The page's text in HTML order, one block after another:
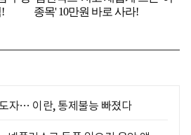
자… 이란, 통제불능 빠졌다